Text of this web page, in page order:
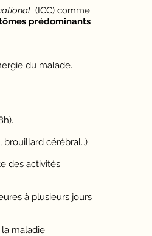
(ICC) comme
prédominants
du malade.
brouillard cérébral…)​
des activités
à plusieurs jours
maladie